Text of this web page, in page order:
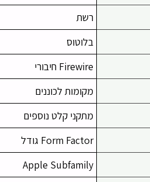
רשת
בלוטוס
Firewire חיבורי
מקומות לכוננים
מתקני קלט נוספים
Form Factor גודל
Apple Subfamily